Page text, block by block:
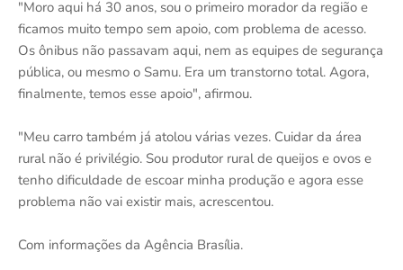
"Moro aqui há 30 anos, sou o primeiro morador da região e
ficamos muito tempo sem apoio, com problema de acesso.
Os ônibus não passavam aqui, nem as equipes de segurança
pública, ou mesmo o Samu. Era um transtorno total. Agora,
finalmente, temos esse apoio", afirmou.
"Meu carro também já atolou várias vezes. Cuidar da área
rural não é privilégio. Sou produtor rural de queijos e ovos e
tenho dificuldade de escoar minha produção e agora esse
problema não vai existir mais, acrescentou.
Com informações da Agência Brasília.